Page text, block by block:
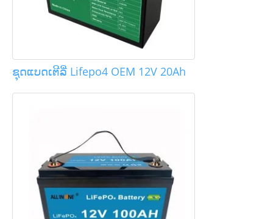
ຊຸດແບດເຕີລີ່ Lifepo4 OEM 12V 20Ah